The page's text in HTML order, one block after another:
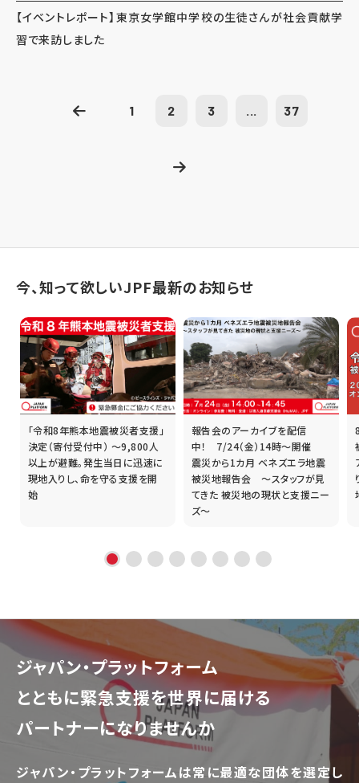
【イベントレポート】東京女学館中学校の生徒さんが社会貢献学
習で来訪しました
1 2 3 ... 37
今、知って欲しいJPF最新のお知らせ
「令和8年熊本地震被災者支援」
決定（寄付受付中） ～9,800人
以上が避難。発生当日に迅速に
現地入りし、命を守る支援を開
始
報告会のアーカイブを配信
中！ 7/24（金）14時～開催
震災から1カ月 ベネズエラ地震
被災地報告会 ～スタッフが見
てきた 被災地の現状と支援ニー
ズ～
ジャパン・プラットフォーム
とともに緊急支援を世界に届ける
パートナーになりませんか
ジャパン・プラットフォームは常に最適な団体を選定し